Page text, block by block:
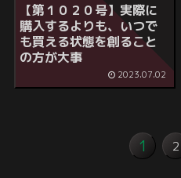
【第１０２０号】実際に
購入するよりも、いつで
も買える状態を創ること
の方が大事
2023.07.02
1 2